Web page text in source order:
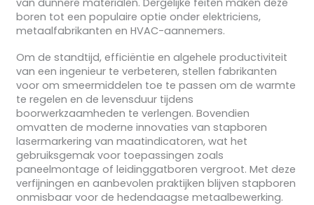
van dunnere materialen. Dergelijke feiten maken deze
boren tot een populaire optie onder elektriciens,
metaalfabrikanten en HVAC-aannemers.
Om de standtijd, efficiëntie en algehele productiviteit
van een ingenieur te verbeteren, stellen fabrikanten
voor om smeermiddelen toe te passen om de warmte
te regelen en de levensduur tijdens
boorwerkzaamheden te verlengen. Bovendien
omvatten de moderne innovaties van stapboren
lasermarkering van maatindicatoren, wat het
gebruiksgemak voor toepassingen zoals
paneelmontage of leidinggatboren vergroot. Met deze
verfijningen en aanbevolen praktijken blijven stapboren
onmisbaar voor de hedendaagse metaalbewerking.